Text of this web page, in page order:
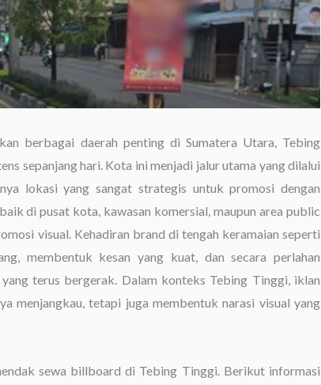
berbagai daerah penting di Sumatera Utara, Tebing
sepanjang hari. Kota ini menjadi jalur utama yang dilalui
lokasi yang sangat strategis untuk promosi dengan
di pusat kota, kawasan komersial, maupun area public
visual. Kehadiran brand di tengah keramaian seperti
membentuk kesan yang kuat, dan secara perlahan
terus bergerak. Dalam konteks Tebing Tinggi, iklan
menjangkau, tetapi juga membentuk narasi visual yang
sewa billboard di Tebing Tinggi. Berikut informasi